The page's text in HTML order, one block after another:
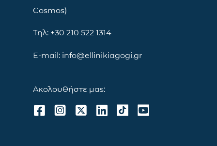
Cosmos)
Τηλ: +30 210 522 1314
E-mail: info@ellinikiagogi.gr
Ακολουθήστε μας: